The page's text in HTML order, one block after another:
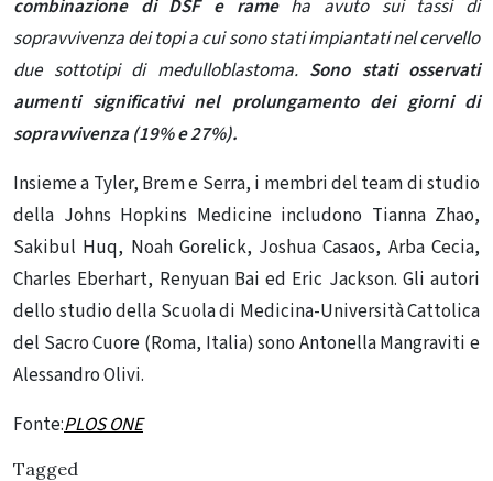
combinazione di DSF e rame ha avuto sui tassi di
sopravvivenza dei topi a cui sono stati impiantati nel cervello
due sottotipi di medulloblastoma. Sono stati osservati
aumenti significativi nel prolungamento dei giorni di
sopravvivenza (19% e 27%).
Insieme a Tyler, Brem e Serra, i membri del team di studio
della Johns Hopkins Medicine includono Tianna Zhao,
Sakibul Huq, Noah Gorelick, Joshua Casaos, Arba Cecia,
Charles Eberhart, Renyuan Bai ed Eric Jackson. Gli autori
dello studio della Scuola di Medicina-Università Cattolica
del Sacro Cuore (Roma, Italia) sono Antonella Mangraviti e
Alessandro Olivi.
Fonte:PLOS ONE
Tagged